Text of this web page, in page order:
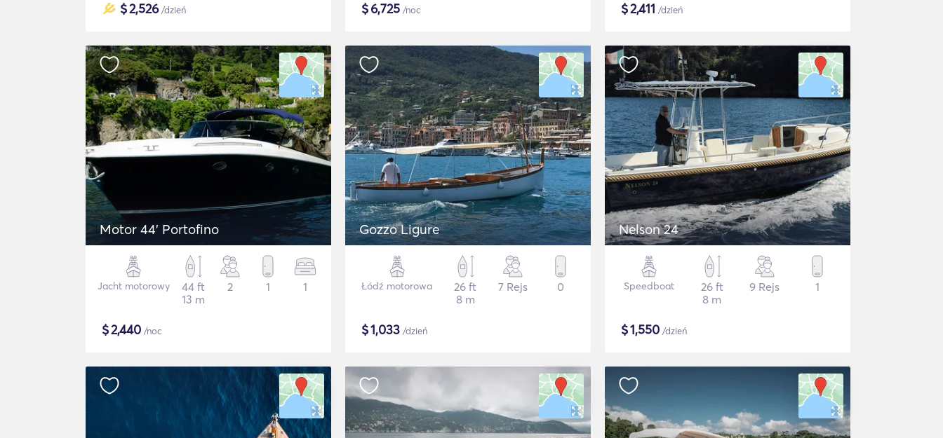
$2,526/dzień $6,725 /noc $2,411 /dzień
Motor 44' Portofino
Jacht motorowy
44 ft
13 m
2 1 1
$2,440 /noc
Gozzo Ligure
Łódź motorowa
26 ft
8 m
7 Rejs 0
$1,033 /dzień
Nelson 24
Speedboat
26 ft
8 m
9 Rejs 1
$1,550 /dzień